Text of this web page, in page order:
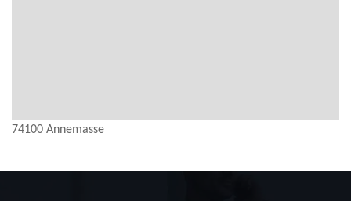
74100 Annemasse